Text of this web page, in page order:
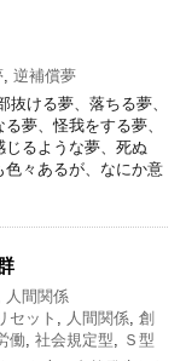
逆補償夢
ける夢、落ちる夢、
夢、怪我をする夢、
るような夢、死ぬ
々あるが、なにか意
人間関係
セット 人間関係 創
働 社会規定型
Ｓ型